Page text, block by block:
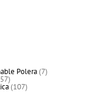
Polera 77
productos
5757
productos
107107
productos